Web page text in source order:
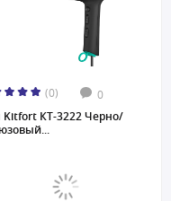
(0) 0
КТ-3222 Черно/